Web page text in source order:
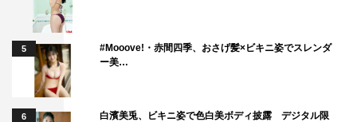
5
#Mooove!・赤間四季、おさげ髪×ビキニ姿でスレンダ
ー美…
6
白濱美兎、ビキニ姿で色白美ボディ披露 デジタル限